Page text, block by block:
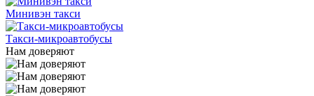
Минивэн такси
Такси-микроавтобусы
Нам доверяют